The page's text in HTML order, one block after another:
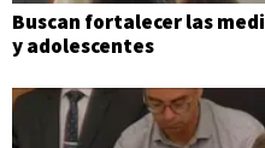
Buscan fortalecer las
y adolescentes